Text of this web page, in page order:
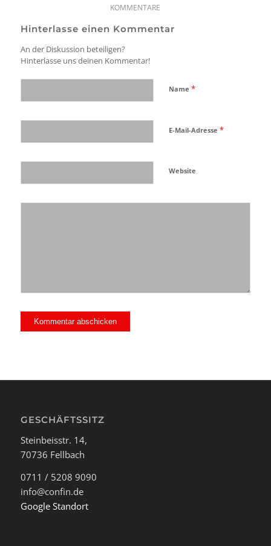
KOMMENTARE
Hinterlasse einen Kommentar
An der Diskussion beteiligen?
Hinterlasse uns deinen Kommentar!
Name *
E-Mail-Adresse *
Website
GESCHÄFTSSITZ
Steinbeisstr. 14,
70736 Fellbach
0711 / 5208 9090
info@confin.de
Google Standort